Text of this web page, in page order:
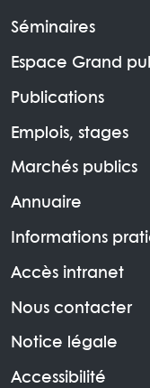
Séminaires
Espace Grand
Publications
Emplois, stages
Marchés publics
Annuaire
Informations
Accès intranet
Nous contacter
Notice légale
Accessibilité